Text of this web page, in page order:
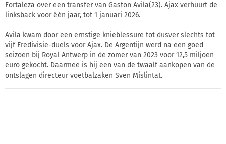
Fortaleza over een transfer van Gaston Avila(23). Ajax verhuurt de
linksback voor één jaar, tot 1 januari 2026.
Avila kwam door een ernstige knieblessure tot dusver slechts tot
vijf Eredivisie-duels voor Ajax. De Argentijn werd na een goed
seizoen bij Royal Antwerp in de zomer van 2023 voor 12,5 miljoen
euro gekocht. Daarmee is hij een van de twaalf aankopen van de
ontslagen directeur voetbalzaken Sven Mislintat.